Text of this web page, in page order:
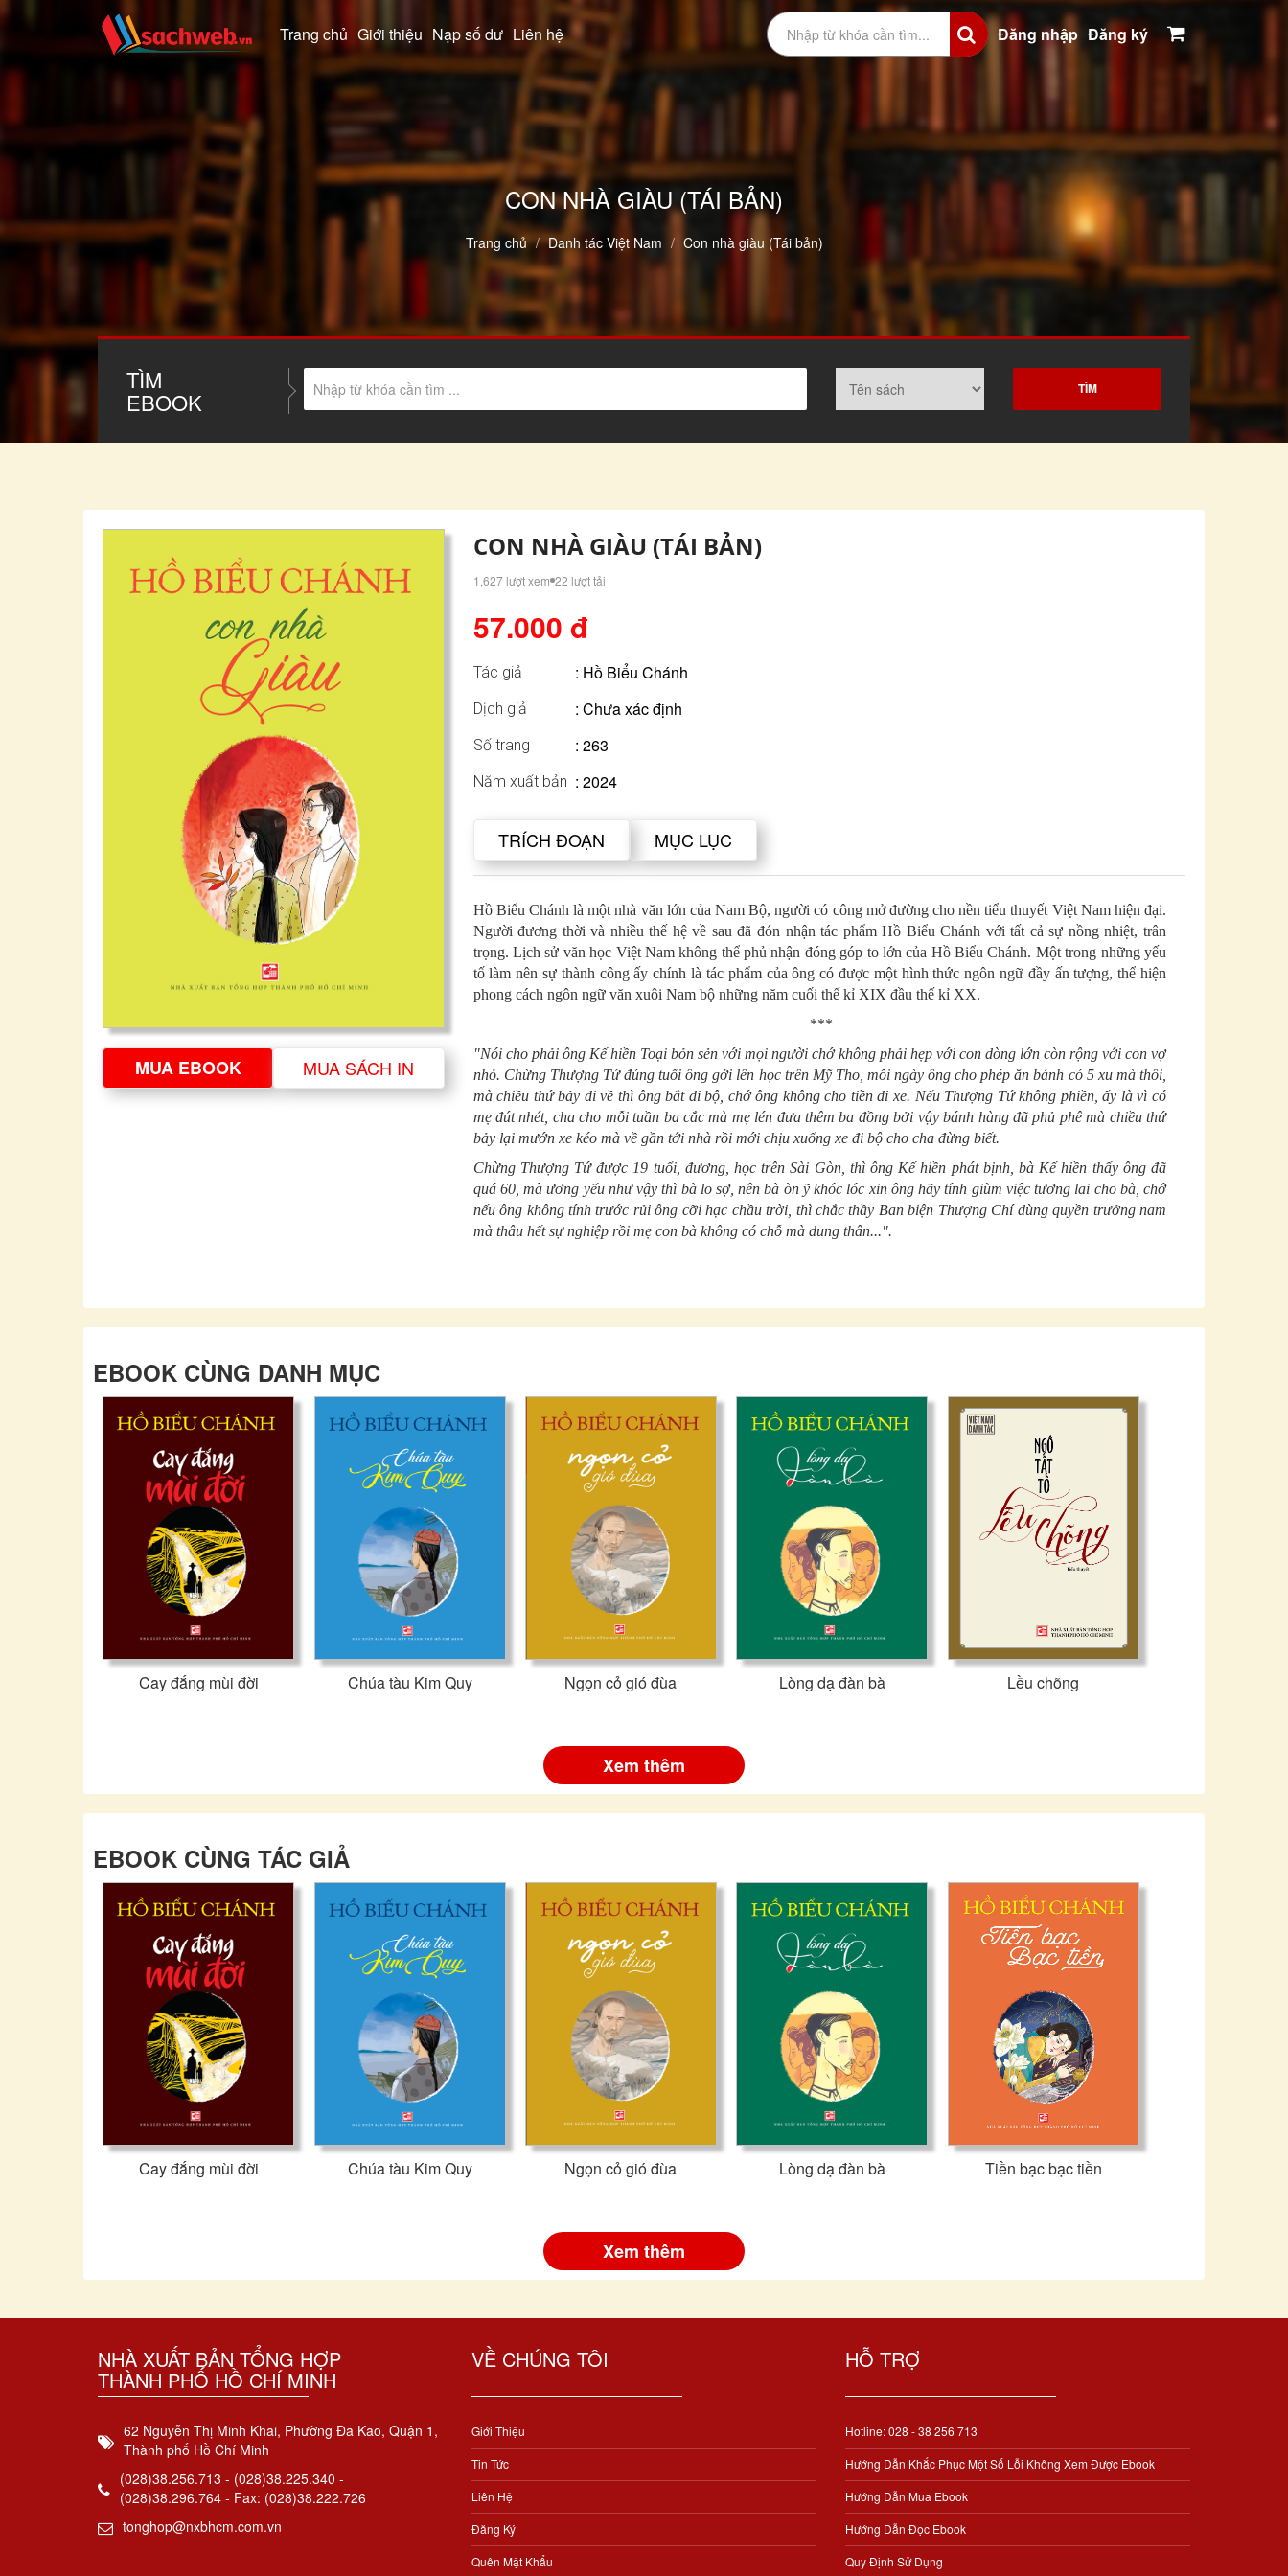
Trang chủ Giới thiệu Nạp số dư Liên hệ Đăng nhập Đăng ký
CON NHÀ GIÀU (TÁI BẢN)
Trang chủ Danh tác Việt Nam Con nhà giàu (Tái bản)
TÌM
EBOOK
MUA EBOOK MUA SÁCH IN
CON NHÀ GIÀU (TÁI BẢN)
1,627 lượt xem 22 lượt tải
57.000 đ
Tác giả : Hồ Biểu Chánh
Dịch giả : Chưa xác định
Số trang : 263
Năm xuất bản : 2024
TRÍCH ĐOẠN MỤC LỤC
Hồ Biểu Chánh là một nhà văn lớn của Nam Bộ, người có công mở đường cho nền tiểu thuyết Việt Nam hiện đại.
Người đương thời và nhiều thế hệ về sau đã đón nhận tác phẩm Hồ Biểu Chánh với tất cả sự nồng nhiệt, trân
trọng. Lịch sử văn học Việt Nam không thể phủ nhận đóng góp to lớn của Hồ Biểu Chánh. Một trong những yếu
tố làm nên sự thành công ấy chính là tác phẩm của ông có được một hình thức ngôn ngữ đầy ấn tượng, thể hiện
phong cách ngôn ngữ văn xuôi Nam bộ những năm cuối thế kỉ XIX đầu thế kỉ XX.
***
"Nói cho phải ông Kế hiền Toại bỏn sẻn với mọi người chớ không phải hẹp với con dòng lớn còn rộng với con vợ
nhỏ. Chừng Thượng Tứ đúng tuổi ông gởi lên học trên Mỹ Tho, mỗi ngày ông cho phép ăn bánh có 5 xu mà thôi,
mà chiều thứ bảy đi về thì ông bắt đi bộ, chớ ông không cho tiền đi xe. Nếu Thượng Tứ không phiền, ấy là vì có
mẹ đút nhét, cha cho mỗi tuần ba cắc mà mẹ lén đưa thêm ba đồng bởi vậy bánh hàng đã phủ phê mà chiều thứ
bảy lại mướn xe kéo mà về gần tới nhà rồi mới chịu xuống xe đi bộ cho cha đừng biết.
Chừng Thượng Tứ được 19 tuổi, đương, học trên Sài Gòn, thì ông Kế hiền phát bịnh, bà Kế hiền thấy ông đã
quá 60, mà ương yếu như vậy thì bà lo sợ, nên bà òn ỹ khóc lóc xin ông hãy tính giùm việc tương lai cho bà, chớ
nếu ông không tính trước rủi ông cỡi hạc chầu trời, thì chắc thầy Ban biện Thượng Chí dùng quyền trưởng nam
mà thâu hết sự nghiệp rồi mẹ con bà không có chỗ mà dung thân...".
EBOOK CÙNG DANH MỤC
Cay đắng mùi đời Chúa tàu Kim Quy Ngọn cỏ gió đùa Lòng dạ đàn bà Lều chõng
Xem thêm
EBOOK CÙNG TÁC GIẢ
Cay đắng mùi đời Chúa tàu Kim Quy Ngọn cỏ gió đùa Lòng dạ đàn bà Tiền bạc bạc tiền
Xem thêm
NHÀ XUẤT BẢN TỔNG HỢP
THÀNH PHỐ HỒ CHÍ MINH
62 Nguyễn Thị Minh Khai, Phường Đa Kao, Quận 1,
Thành phố Hồ Chí Minh
(028)38.256.713 - (028)38.225.340 -
(028)38.296.764 - Fax: (028)38.222.726
tonghop@nxbhcm.com.vn
VỀ CHÚNG TÔI
Giới Thiệu
Tin Tức
Liên Hệ
Đăng Ký
Quên Mật Khẩu
HỖ TRỢ
Hotline: 028 - 38 256 713
Hướng Dẫn Khắc Phục Một Số Lỗi Không Xem Được Ebook
Hướng Dẫn Mua Ebook
Hướng Dẫn Đọc Ebook
Quy Định Sử Dụng